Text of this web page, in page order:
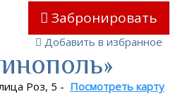
Забронировать
Добавить в избранное
Роз, 5 - Посмотреть карту